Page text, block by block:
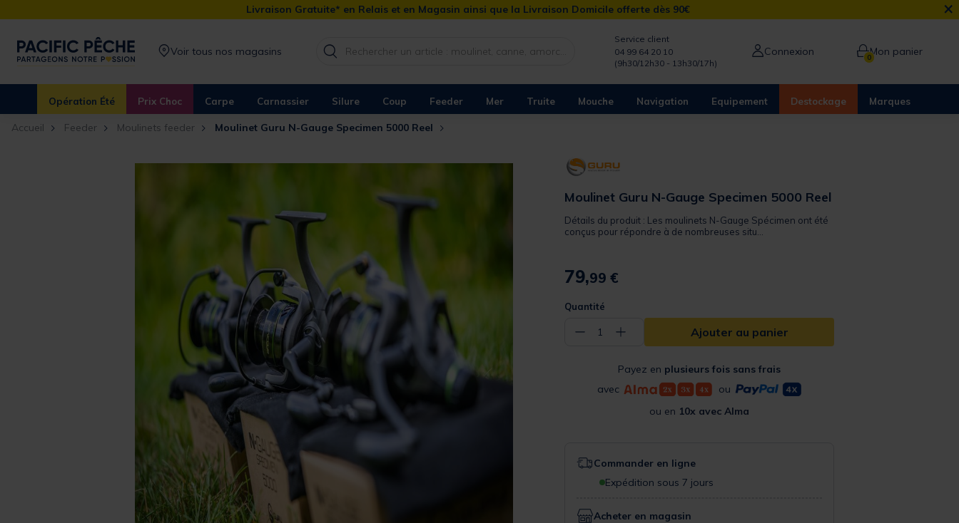
Livraison Gratuite* en Relais et en Magasin ainsi que la Livraison Domicile offerte dès 90€ ×
Voir tous nos magasins
Service client
04 99 64 20 10
(9h30/12h30 - 13h30/17h)
Connexion 0Mon panier
Opération Été Prix Choc Carpe Carnassier Silure Coup Feeder Mer Truite Mouche Navigation Equipement Destockage Marques
Accueil Feeder Moulinets feeder Moulinet Guru N-Gauge Specimen 5000 Reel
Moulinet Guru N-Gauge Specimen 5000 Reel
Détails du produit : Les moulinets N-Gauge Spécimen ont été
conçus pour répondre à de nombreuses situ...
79,99 €
Quantité
− 1 + Ajouter au panier
Payez en plusieurs fois sans frais
avec
ou
ou en 10x avec Alma
Commander en ligne
Expédition sous 7 jours
Acheter en magasin